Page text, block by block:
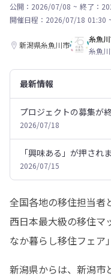
公開：2026/07/08 ~ 終了：
開催日程： 2026/07/18 01:30
新潟県糸魚川市
糸魚
糸魚
最新情報
プロジェクトの募集が
2026/07/18
「興味ある」が押され
2026/07/15
全国各地の移住担当者
西日本最大級の移住
なか暮らし移住フェア」
新潟県からは、新潟市